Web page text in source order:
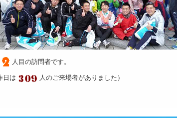
人目の訪問者です。
日は 人のご来場者がありました）